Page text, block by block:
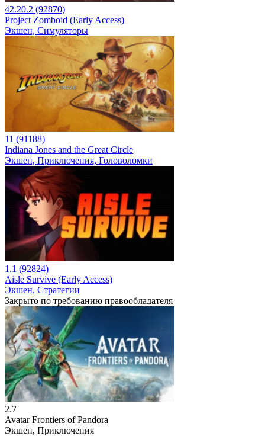
42.20.2 (92870)
Project Zomboid (Early Access)
Экшен, Симуляторы
11 (91188)
Indiana Jones and the Great Circle
Экшен, Приключения, Головоломки
1.1 (92824)
Aisle Survive (Early Access)
Экшен, Стратегии
Закрыто по требованию правообладателя
2.7
Avatar Frontiers of Pandora
Экшен, Приключения